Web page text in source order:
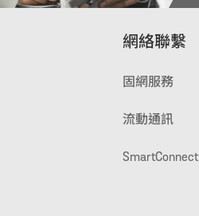
網絡聯繫
固網服務
流動通訊
SmartConnect